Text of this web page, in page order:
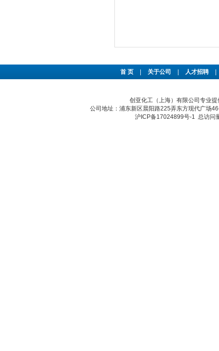
首 页 关于公司 人才招聘
创亚化工（上海）有限公司专业
公司地址：浦东新区晨阳路225弄东方现代广场
沪ICP备17024899号-1 总访问